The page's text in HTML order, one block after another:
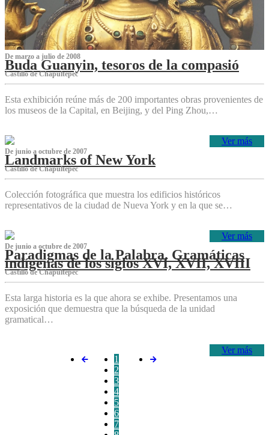
De marzo a julio de 2008
Buda Guanyin, tesoros de la compasió
Castillo de Chapultepec
Esta exhibición reúne más de 200 importantes obras provenientes de
los museos de la Capital, en Beijing, y del Ping Zhou,…
Ver más
De junio a octubre de 2007
Landmarks of New York
Castillo de Chapultepec
Colección fotográfica que muestra los edificios históricos
representativos de la ciudad de Nueva York y en la que se…
Ver más
De junio a octubre de 2007
Paradigmas de la Palabra. Gramáticas
indígenas de los siglos XVI, XVII, XVIII
Castillo de Chapultepec
Esta larga historia es la que ahora se exhibe. Presentamos una
exposición que demuestra que la búsqueda de la unidad
gramatical…
Ver más
1
2
3
4
5
6
7